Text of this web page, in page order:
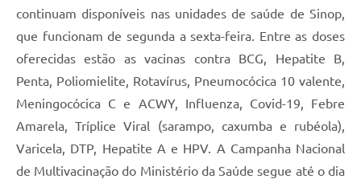
continuam disponíveis nas unidades de saúde de Sinop,
que funcionam de segunda a sexta-feira. Entre as doses
oferecidas estão as vacinas contra BCG, Hepatite B,
Penta, Poliomielite, Rotavírus, Pneumocócica 10 valente,
Meningocócica C e ACWY, Influenza, Covid-19, Febre
Amarela, Tríplice Viral (sarampo, caxumba e rubéola),
Varicela, DTP, Hepatite A e HPV. A Campanha Nacional
de Multivacinação do Ministério da Saúde segue até o dia